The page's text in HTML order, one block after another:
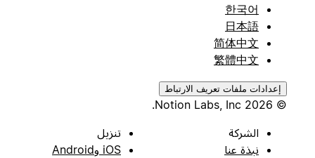
한국어
日本語
简体中文
繁體中文
إعدادات ملفات تعريف الارتباط
الشركة
نبذة عنا
تنزيل
iOS وAndroid